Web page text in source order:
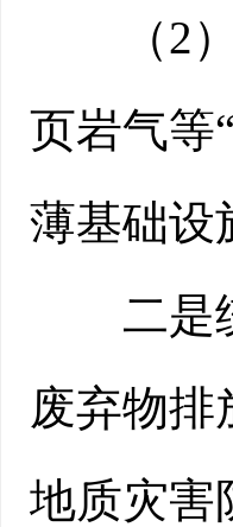
（2）
页岩气等
薄基础设
二是统
废弃物排
地质灾害